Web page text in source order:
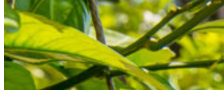
L’HISTOIRE
LES CHAMBRES
EXPERIENCES
GALERIE